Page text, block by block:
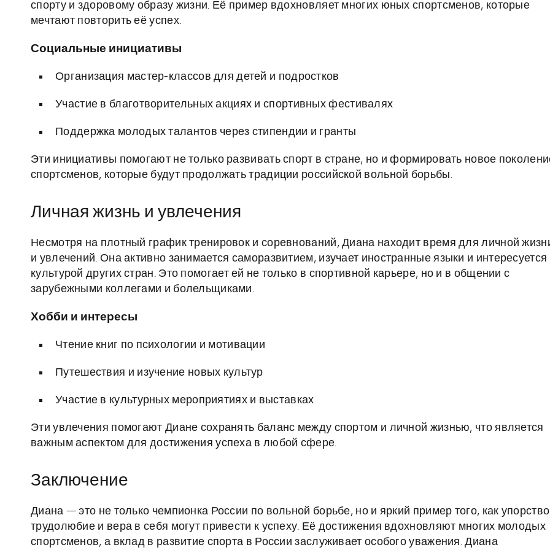
спорту и здоровому образу жизни. Её пример вдохновляет многих юных спортсменов, которые
мечтают повторить её успех.
Социальные инициативы
Организация мастер-классов для детей и подростков
Участие в благотворительных акциях и спортивных фестивалях
Поддержка молодых талантов через стипендии и гранты
Эти инициативы помогают не только развивать спорт в стране, но и формировать новое
спортсменов, которые будут продолжать традиции российской вольной борьбы.
Личная жизнь и увлечения
Несмотря на плотный график тренировок и соревнований, Диана находит время для личной
и увлечений. Она активно занимается саморазвитием, изучает иностранные языки и интересуется
культурой других стран. Это помогает ей не только в спортивной карьере, но и в общении с
зарубежными коллегами и болельщиками.
Хобби и интересы
Чтение книг по психологии и мотивации
Путешествия и изучение новых культур
Участие в культурных мероприятиях и выставках
Эти увлечения помогают Диане сохранять баланс между спортом и личной жизнью, что является
важным аспектом для достижения успеха в любой сфере.
Заключение
Диана — это не только чемпионка России по вольной борьбе, но и яркий пример того, как
трудолюбие и вера в себя могут привести к успеху. Её достижения вдохновляют многих молодых
спортсменов, а вклад в развитие спорта в России заслуживает особого уважения. Диана